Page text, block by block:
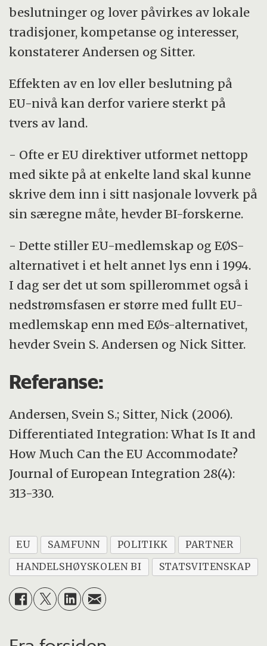
beslutninger og lover påvirkes av lokale
tradisjoner, kompetanse og interesser,
konstaterer Andersen og Sitter.
Effekten av en lov eller beslutning på
EU-nivå kan derfor variere sterkt på
tvers av land.
- Ofte er EU direktiver utformet nettopp
med sikte på at enkelte land skal kunne
skrive dem inn i sitt nasjonale lovverk på
sin særegne måte, hevder BI-forskerne.
- Dette stiller EU-medlemskap og EØS-
alternativet i et helt annet lys enn i 1994.
I dag ser det ut som spillerommet også i
nedstrømsfasen er større med fullt EU-
medlemskap enn med EØs-alternativet,
hevder Svein S. Andersen og Nick Sitter.
Referanse:
Andersen, Svein S.; Sitter, Nick (2006).
Differentiated Integration: What Is It and
How Much Can the EU Accommodate?
Journal of European Integration 28(4):
313-330.
EU SAMFUNN POLITIKK
PARTNER
HANDELSHØYSKOLEN BI
STATSVITENSKAP